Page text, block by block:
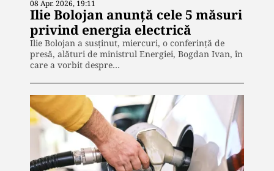
08 Apr. 2026, 19:11
Ilie Bolojan anunță cele 5 măsuri
privind energia electrică
Ilie Bolojan a susținut, miercuri, o conferinţă de
presă, alături de ministrul Energiei, Bogdan Ivan, în
care a vorbit despre…